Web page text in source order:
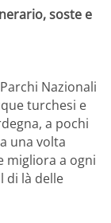
soste e
Nazionali
turchesi e
a pochi
una volta
migliora a ogni
di là delle